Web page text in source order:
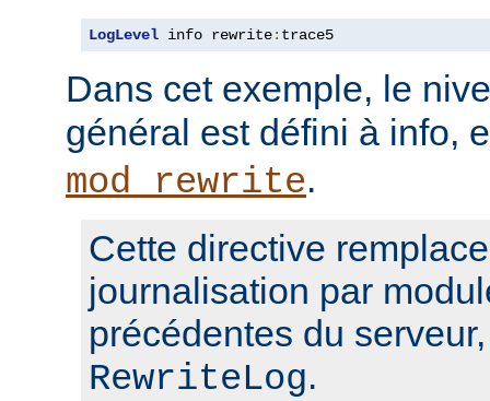
LogLevel info rewrite: trace5
Dans cet exemple, le
général est défini à info,
mod_rewrite.
Cette directive
journalisation par
précédentes du
RewriteLog.